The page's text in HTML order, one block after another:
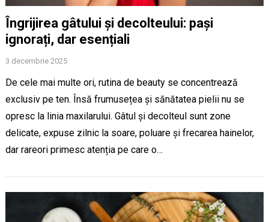
Îngrijirea gâtului și decolteului: pași
ignorați, dar esențiali
3 decembrie 2025
De cele mai multe ori, rutina de beauty se concentrează
exclusiv pe ten. Însă frumusețea și sănătatea pielii nu se
opresc la linia maxilarului. Gâtul și decolteul sunt zone
delicate, expuse zilnic la soare, poluare și frecarea hainelor,
dar rareori primesc atenția pe care o…